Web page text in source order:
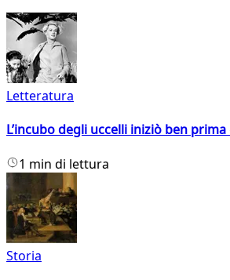
Letteratura
L’incubo degli uccelli iniziò ben
1 min di lettura
Storia